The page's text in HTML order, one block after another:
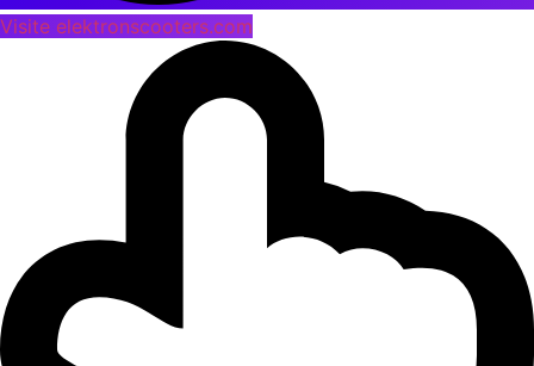
Visite elektronscooters.com